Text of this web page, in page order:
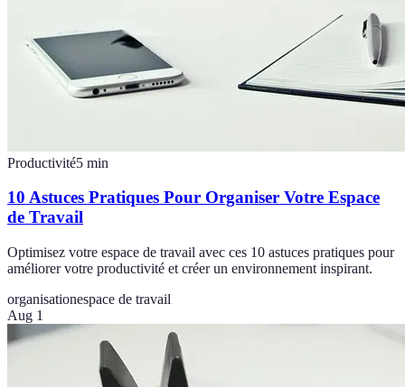
Productivité5 min
10 Astuces Pratiques Pour Organiser Votre Espace
de Travail
Optimisez votre espace de travail avec ces 10 astuces pratiques pour
améliorer votre productivité et créer un environnement inspirant.
organisationespace de travail
Aug 1